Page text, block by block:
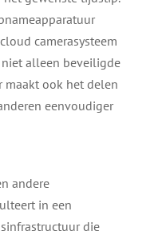
camerasysteem
alleen beveiligde
maakt ook het delen
eenvoudiger
andere
in een
die